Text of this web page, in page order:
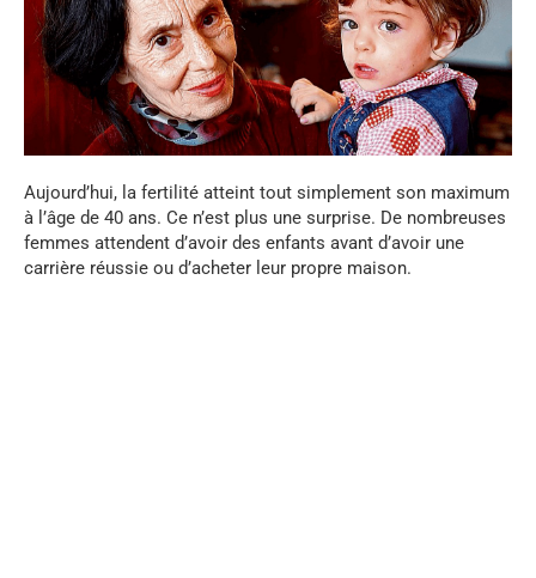
Aujourd’hui, la fertilité atteint tout simplement son maximum
à l’âge de 40 ans. Ce n’est plus une surprise. De nombreuses
femmes attendent d’avoir des enfants avant d’avoir une
carrière réussie ou d’acheter leur propre maison.